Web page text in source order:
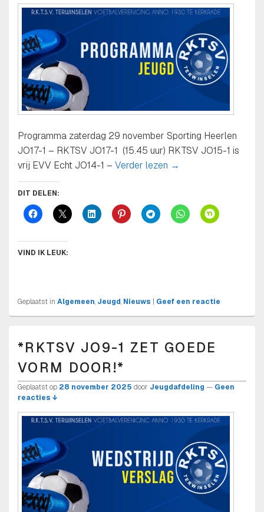
Programma zaterdag 29 november Sporting Heerlen
JO17-1 – RKTSV JO17-1 (15.45 uur) RKTSV JO15-1 is
vrij EVV Echt JO14-1 – Verder lezen Programma
→
DIT DELEN:
VIND IK LEUK:
Geplaatst in Algemeen, Jeugd, Nieuws Geef een reactie
*RKTSV JO9-1 ZET GOEDE
VORM DOOR!*
Geplaatst op 28 november 2025 door Jeugdafdeling — Geen
reacties ↓